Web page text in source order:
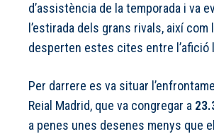
d’assistència de la temporada i va
l’estirada dels grans rivals, així com
desperten estes cites entre l’afició
Per darrere es va situar
Reial Madrid, que va congregar a
a penes unes desenes menys que